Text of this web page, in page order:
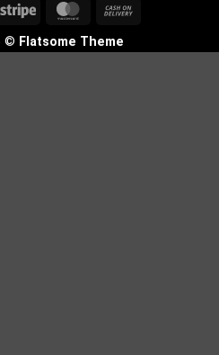
Stripe MasterCard
Delivery
© Flatsome Theme